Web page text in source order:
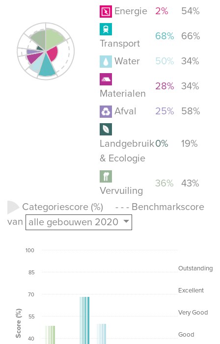
Energie 2% 54%
Transport
68% 66%
Water 50% 34%
Materialen
28% 34%
Afval 25% 58%
Landgebruik
& Ecologie
0% 19%
Vervuiling
36%
43%
Categoriescore (%) - - - Benchmarkscore
van alle gebouwen 2020
Good
Very Good
Excellent
Outstanding
Score (%)
40
55
70
85
100